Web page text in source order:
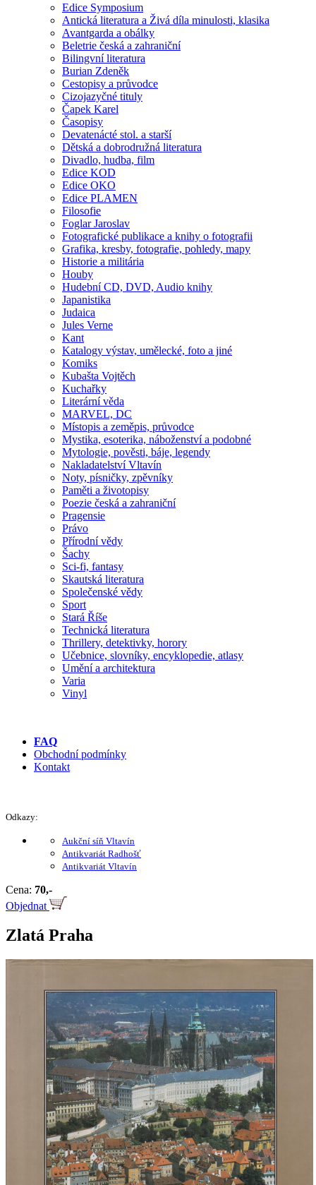
Edice Symposium
Antická literatura a Živá díla minulosti, klasika
Avantgarda a obálky
Beletrie česká a zahraniční
Bilingvní literatura
Burian Zdeněk
Cestopisy a průvodce
Cizojazyčné tituly
Čapek Karel
Časopisy
Devatenácté stol. a starší
Dětská a dobrodružná literatura
Divadlo, hudba, film
Edice KOD
Edice OKO
Edice PLAMEN
Filosofie
Foglar Jaroslav
Fotografické publikace a knihy o fotografii
Grafika, kresby, fotografie, pohledy, mapy
Historie a militária
Houby
Hudební CD, DVD, Audio knihy
Japanistika
Judaica
Jules Verne
Kant
Katalogy výstav, umělecké, foto a jiné
Komiks
Kubašta Vojtěch
Kuchařky
Literární věda
MARVEL, DC
Místopis a zeměpis, průvodce
Mystika, esoterika, náboženství a podobné
Mytologie, pověsti, báje, legendy
Nakladatelství Vltavín
Noty, písničky, zpěvníky
Paměti a životopisy
Poezie česká a zahraniční
Pragensie
Právo
Přírodní vědy
Šachy
Sci-fi, fantasy
Skautská literatura
Společenské vědy
Sport
Stará Říše
Technická literatura
Thrillery, detektivky, horory
Učebnice, slovníky, encyklopedie, atlasy
Umění a architektura
Varia
Vinyl
FAQ
Obchodní podmínky
Kontakt
Odkazy:
Aukční síň Vltavín
Antikvariát Radhošť
Antikvariát Vltavín
Cena: 70,-
Objednat
Zlatá Praha